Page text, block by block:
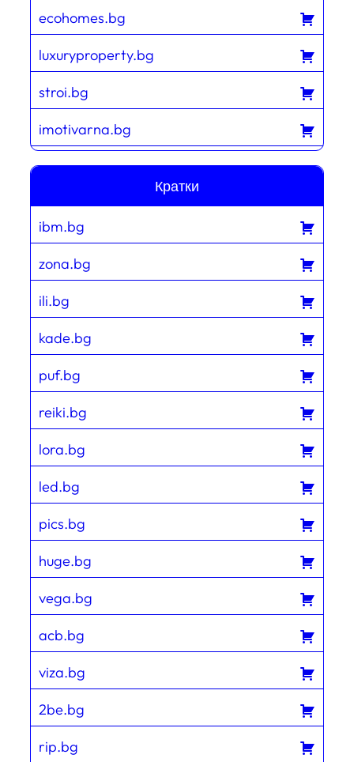
ecohomes.bg
luxuryproperty.bg
stroi.bg
imotivarna.bg
Кратки
ibm.bg
zona.bg
ili.bg
kade.bg
puf.bg
reiki.bg
lora.bg
led.bg
pics.bg
huge.bg
vega.bg
acb.bg
viza.bg
2be.bg
rip.bg